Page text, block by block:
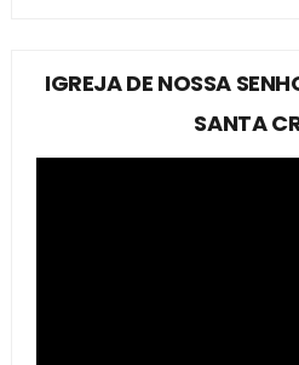
IGREJA DE NOSSA
SANTA